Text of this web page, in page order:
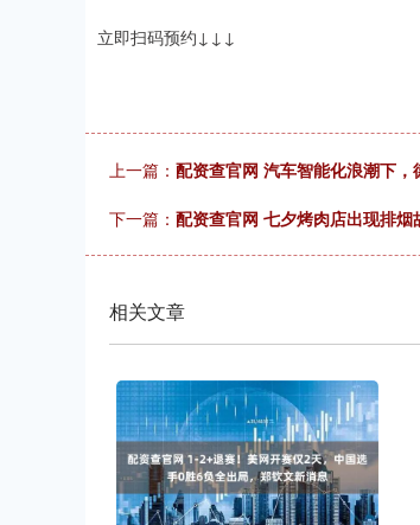
立即扫码预约↓↓↓
上一篇： 配资查官网 汽车智能化浪潮下
下一篇： 配资查官网 七夕烤肉店出现排
相关文章